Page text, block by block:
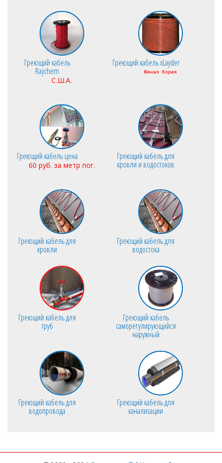
Греющий кабель
Raychem
С.Ш.А.
Греющий кабель xLayder
Южная Корея
Греющий кабель цена
60 руб. за метр пог.
Греющий кабель для
кровли и водостоков
Греющий кабель для
кровли
Греющий кабель для
водостока
Греющий кабель для
труб
Греющий кабель
саморегулирующийся
наружный
Греющий кабель для
водопровода
Греющий кабель для
канализации